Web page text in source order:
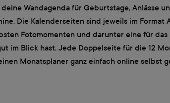
Wandagenda für Geburtstage,
Die Kalenderseiten sind jeweils im
Fotomomenten und darunter eine für
im Blick hast. Jede Doppelseite für die 12
Monatsplaner ganz einfach online selbst